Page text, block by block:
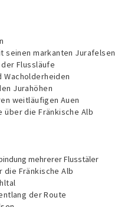
seinen markanten Jurafelsen
Flussläufe
Wacholderheiden
Jurahöhen
weitläufigen Auen
über die Fränkische Alb
mehrerer Flusstäler
die Fränkische Alb
der Route